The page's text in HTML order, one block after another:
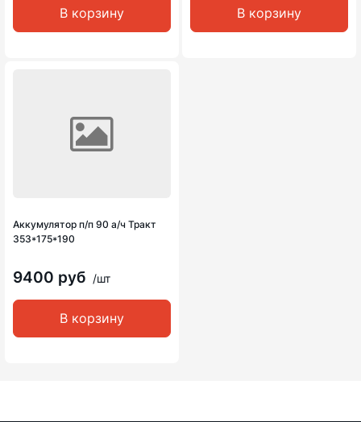
В корзину В корзину
Аккумулятор п/п 90 а/ч Тракт
353*175*190
9400 руб /шт
В корзину